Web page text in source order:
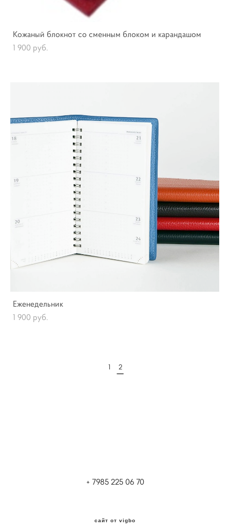
Кожаный блокнот со сменным блоком и карандашом
1 900 pуб.
Еженедельник
1 900 pуб.
1 2
+ 7985 225 06 70
сайт от vigbo